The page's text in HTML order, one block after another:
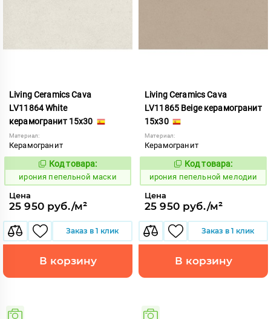
Living Ceramics Cava
LV11864 White
керамогранит 15x30
Материал:
Керамогранит
1102547
Код товара:
ирония пепельной маски
Цена
25 950 руб./м²
Заказ в 1 клик
В корзину
Living Ceramics Cava
LV11865 Beige керамогранит
15x30
Материал:
Керамогранит
1102548
Код товара:
ирония пепельной мелодии
Цена
25 950 руб./м²
Заказ в 1 клик
В корзину